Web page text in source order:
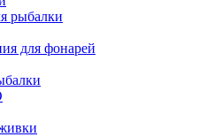
рыбалки
для фонарей